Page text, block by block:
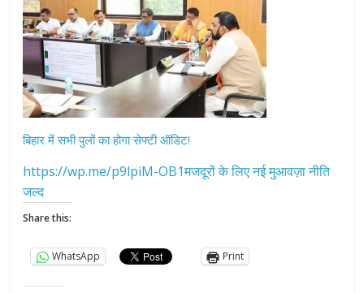
बिहार में सभी पुलों का होगा सेफ्टी ऑडिट!
https://wp.me/p9lpiM-OB1मजदूरों के लिए नई मुआवज़ा नीति
जल्द
Share this:
WhatsApp Print